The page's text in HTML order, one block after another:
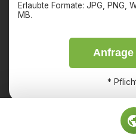
Erlaubte Formate: JPG, PNG,
MB.
Anfrage
*